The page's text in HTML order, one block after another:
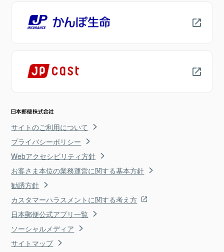
サイトのご利用について
プライバシーポリシー
Webアクセシビリティ方針
お客さま本位の業務運営に関する基本方針
勧誘方針
カスタマーハラスメントに関する考え方
日本郵便公式アプリ一覧
ソーシャルメディア
サイトマップ